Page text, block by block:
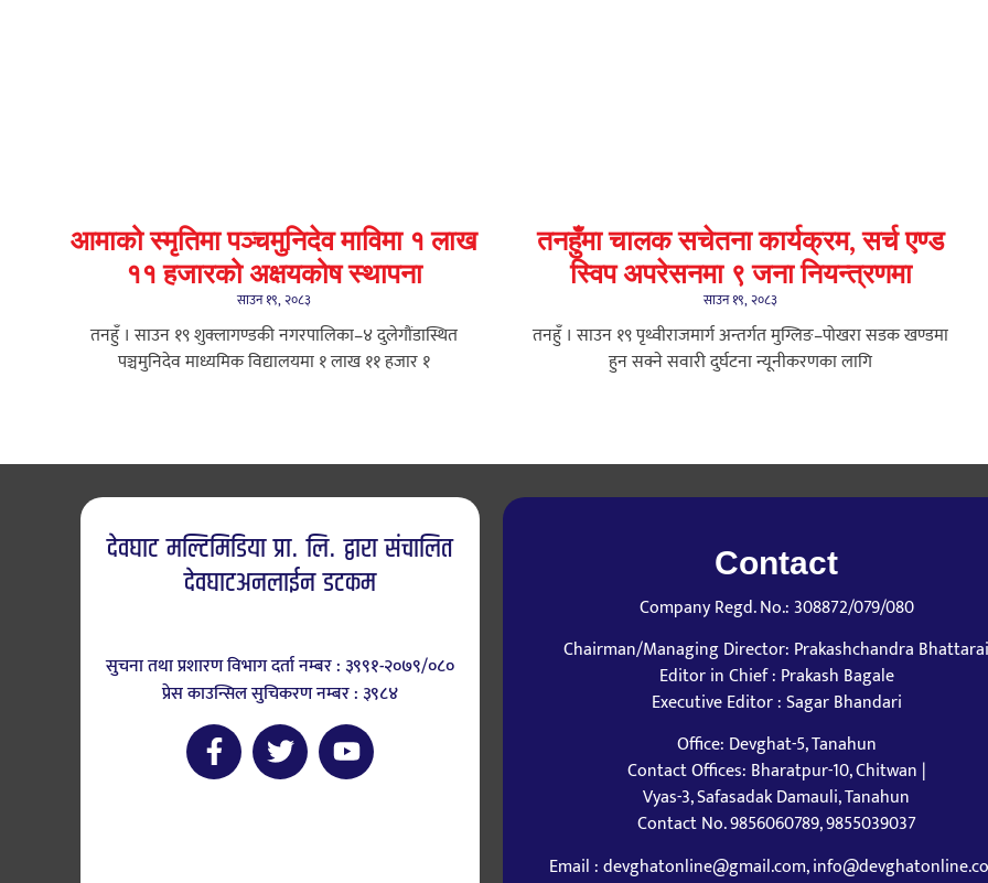
आमाको स्मृतिमा पञ्चमुनिदेव माविमा १ लाख
११ हजारको अक्षयकोष स्थापना
साउन १९, २०८३
तनहुँ । साउन १९ शुक्लागण्डकी नगरपालिका–४ दुलेगौंडास्थित
पञ्चमुनिदेव माध्यमिक विद्यालयमा १ लाख ११ हजार १
तनहुँमा चालक सचेतना कार्यक्रम, सर्च एण्ड
स्विप अपरेसनमा ९ जना नियन्त्रणमा
साउन १९, २०८३
तनहुँ । साउन १९ पृथ्वीराजमार्ग अन्तर्गत मुग्लिङ–पोखरा सडक खण्डमा
हुन सक्ने सवारी दुर्घटना न्यूनीकरणका लागि
देवघाट मल्टिमिडिया प्रा. लि. द्वारा संचालित
देवघाटअनलाईन डटकम
सुचना तथा प्रशारण विभाग दर्ता नम्बर : ३९९१-२०७९/०८०
प्रेस काउन्सिल सुचिकरण नम्बर : ३९८४
Contact
Company Regd. No.: 308872/079/080
Chairman/Managing Director: Prakashchandra
Editor in Chief : Prakash Bagale
Executive Editor : Sagar Bhandari
Office: Devghat-5, Tanahun
Contact Offices: Bharatpur-10, Chitwan |
Vyas-3, Safasadak Damauli, Tanahun
Contact No. 9856060789, 9855039037
Email : devghatonline@gmail.com,